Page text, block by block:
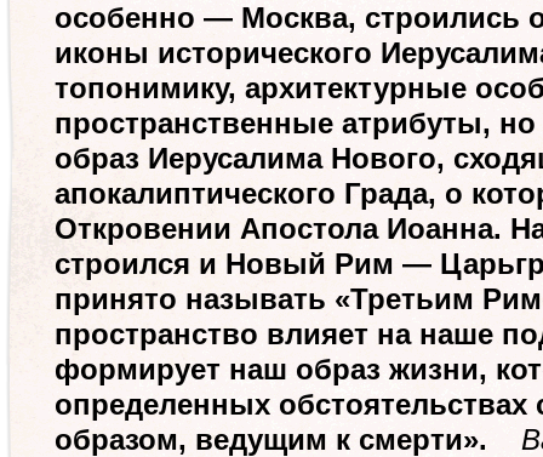
особенно — Москва, строились
иконы исторического
топонимику, архитектурные
пространственные атрибуты,
образ Иерусалима Нового,
апокалиптического Града, о
Откровении Апостола Иоанна.
строился и Новый Рим —
принято называть «Третьим
пространство влияет на наше
формирует наш образ жизни,
определенных обстоятельствах
образом, ведущим к смерти».